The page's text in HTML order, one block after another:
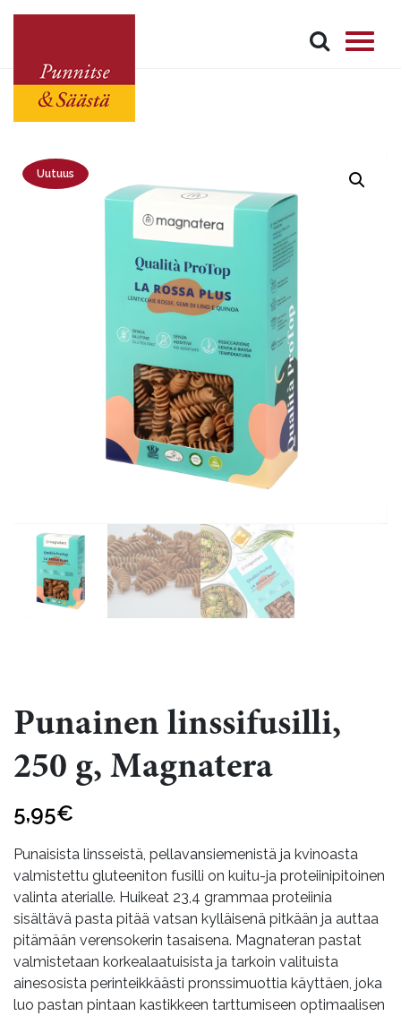
Uutuus
Punainen linssifusilli,
250 g, Magnatera
5,95€
Punaisista linsseistä, pellavansiemenistä ja kvinoasta
valmistettu gluteeniton fusilli on kuitu-ja proteiinipitoinen
valinta aterialle. Huikeat 23,4 grammaa proteiinia
sisältävä pasta pitää vatsan kylläisenä pitkään ja auttaa
pitämään verensokerin tasaisena. Magnateran pastat
valmistetaan korkealaatuisista ja tarkoin valituista
ainesosista perinteikkäästi pronssimuottia käyttäen, joka
luo pastan pintaan kastikkeen tarttumiseen optimaalisen